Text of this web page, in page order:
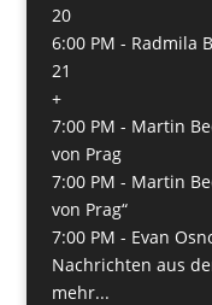
20
6:00 PM - Radmila
21
+
7:00 PM - Martin
von Prag
7:00 PM - Martin
von Prag“
7:00 PM - Evan
Nachrichten aus
mehr...